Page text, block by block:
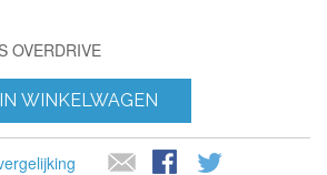
OVERDRIVE
IN WINKELWAGEN